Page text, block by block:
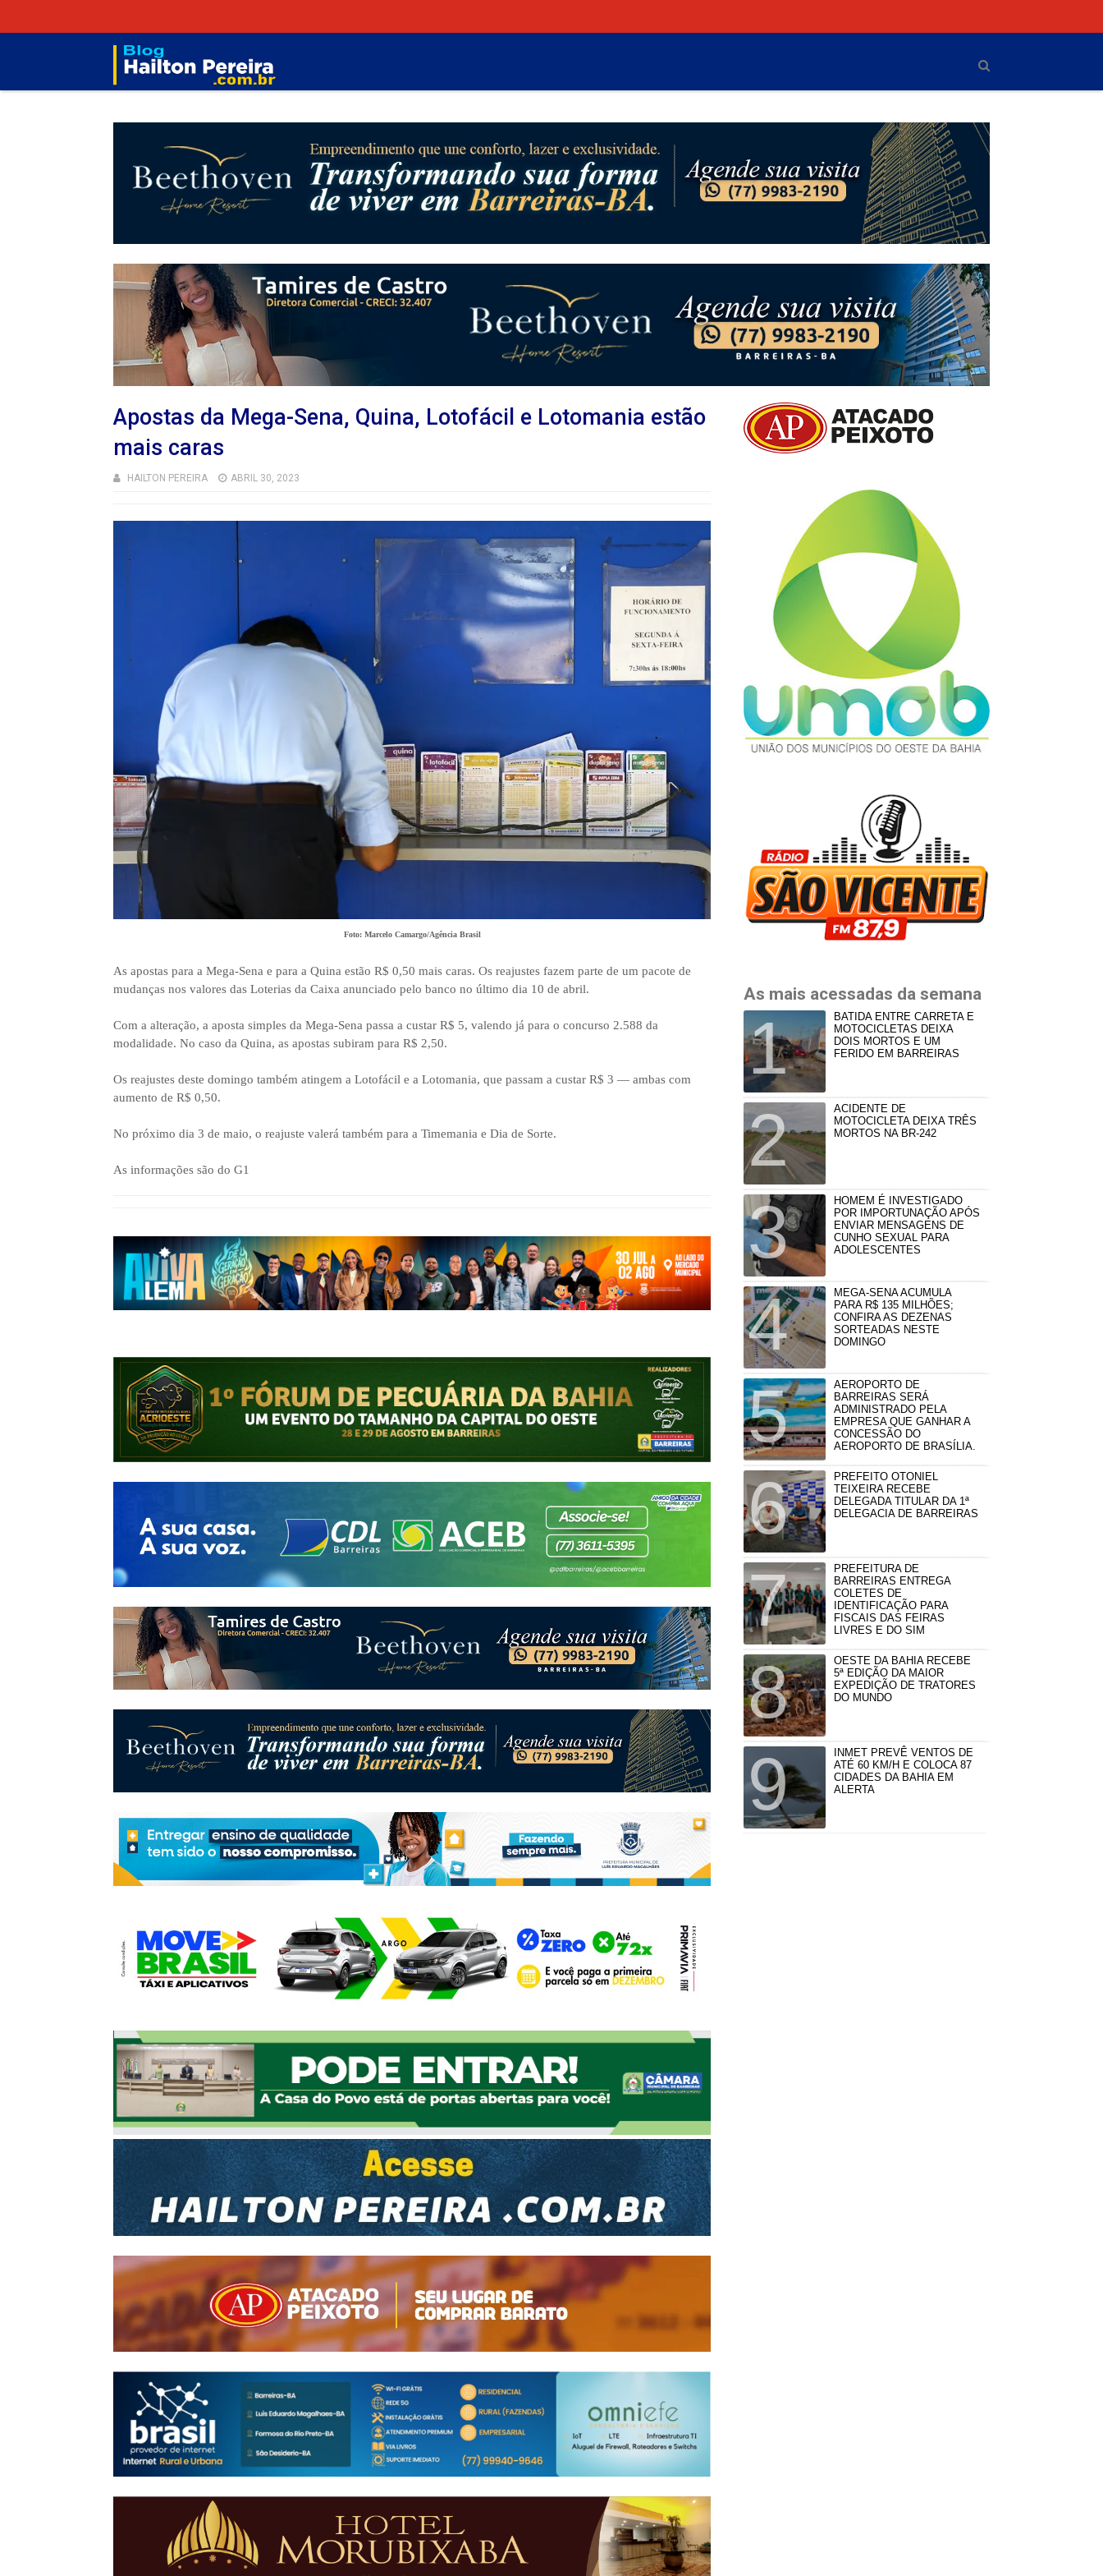
Apostas da Mega-Sena, Quina, Lotofácil e Lotomania estão
mais caras
HAILTON PEREIRA ABRIL 30, 2023
Foto: Marcelo Camargo/Agência Brasil
As apostas para a Mega-Sena e para a Quina estão R$ 0,50 mais caras. Os reajustes fazem parte de um pacote de
mudanças nos valores das Loterias da Caixa anunciado pelo banco no último dia 10 de abril.
Com a alteração, a aposta simples da Mega-Sena passa a custar R$ 5, valendo já para o concurso 2.588 da
modalidade. No caso da Quina, as apostas subiram para R$ 2,50.
Os reajustes deste domingo também atingem a Lotofácil e a Lotomania, que passam a custar R$ 3 — ambas com
aumento de R$ 0,50.
No próximo dia 3 de maio, o reajuste valerá também para a Timemania e Dia de Sorte.
As informações são do G1
As mais acessadas da semana
BATIDA ENTRE CARRETA E
MOTOCICLETAS DEIXA
DOIS MORTOS E UM
FERIDO EM BARREIRAS
ACIDENTE DE
MOTOCICLETA DEIXA TRÊS
MORTOS NA BR-242
HOMEM É INVESTIGADO
POR IMPORTUNAÇÃO APÓS
ENVIAR MENSAGENS DE
CUNHO SEXUAL PARA
ADOLESCENTES
MEGA-SENA ACUMULA
PARA R$ 135 MILHÕES;
CONFIRA AS DEZENAS
SORTEADAS NESTE
DOMINGO
AEROPORTO DE
BARREIRAS SERÁ
ADMINISTRADO PELA
EMPRESA QUE GANHAR A
CONCESSÃO DO
AEROPORTO DE BRASÍLIA.
PREFEITO OTONIEL
TEIXEIRA RECEBE
DELEGADA TITULAR DA 1ª
DELEGACIA DE BARREIRAS
PREFEITURA DE
BARREIRAS ENTREGA
COLETES DE
IDENTIFICAÇÃO PARA
FISCAIS DAS FEIRAS
LIVRES E DO SIM
OESTE DA BAHIA RECEBE
5ª EDIÇÃO DA MAIOR
EXPEDIÇÃO DE TRATORES
DO MUNDO
INMET PREVÊ VENTOS DE
ATÉ 60 KM/H E COLOCA 87
CIDADES DA BAHIA EM
ALERTA